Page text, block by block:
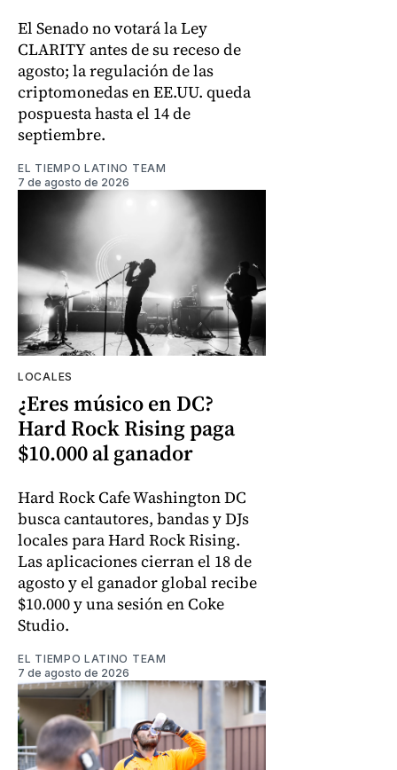
El Senado no votará la Ley
CLARITY antes de su receso de
agosto; la regulación de las
criptomonedas en EE.UU. queda
pospuesta hasta el 14 de
septiembre.
EL TIEMPO LATINO TEAM
7 de agosto de 2026
LOCALES
¿Eres músico en DC?
Hard Rock Rising paga
$10.000 al ganador
Hard Rock Cafe Washington DC
busca cantautores, bandas y DJs
locales para Hard Rock Rising.
Las aplicaciones cierran el 18 de
agosto y el ganador global recibe
$10.000 y una sesión en Coke
Studio.
EL TIEMPO LATINO TEAM
7 de agosto de 2026